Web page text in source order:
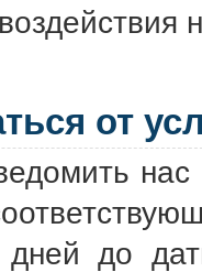
от
нас
до